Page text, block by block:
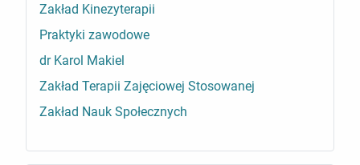
Zakład Kinezyterapii
Praktyki zawodowe
dr Karol Makiel
Zakład Terapii Zajęciowej Stosowanej
Zakład Nauk Społecznych